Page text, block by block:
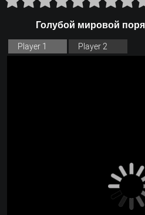
Голубой мировой
Player 1 Player 2